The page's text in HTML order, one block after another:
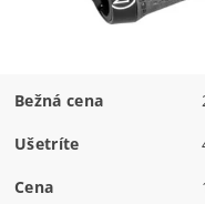
Bežná cena
Ušetríte
Cena